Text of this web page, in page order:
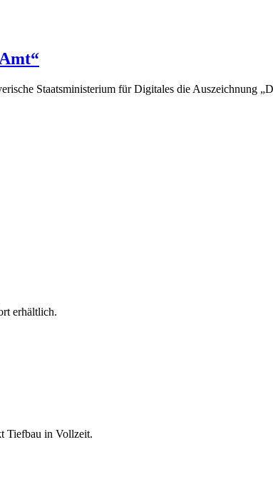
Staatsministerium für Digitales die Auszeichnung
erhältlich.
Tiefbau in Vollzeit.